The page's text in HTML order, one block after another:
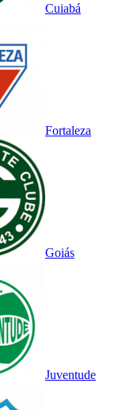
Cuiabá
Fortaleza
Goiás
Juventude